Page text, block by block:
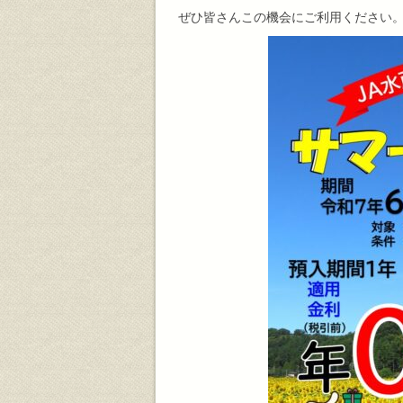
ぜひ皆さんこの機会にご利用ください